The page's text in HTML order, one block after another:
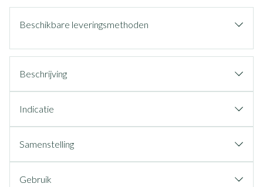
Beschikbare leveringsmethoden
Beschrijving
Indicatie
Samenstelling
Gebruik